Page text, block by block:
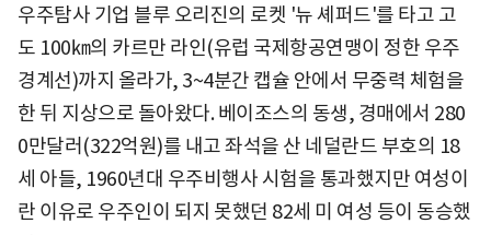
우주탐사 기업 블루 오리진의 로켓 '뉴 셰퍼드'를 타고 고
도 100㎞의 카르만 라인(유럽 국제항공연맹이 정한 우주
경계선)까지 올라가, 3~4분간 캡슐 안에서 무중력 체험을
한 뒤 지상으로 돌아왔다. 베이조스의 동생, 경매에서 280
0만달러(322억원)를 내고 좌석을 산 네덜란드 부호의 18
세 아들, 1960년대 우주비행사 시험을 통과했지만 여성이
란 이유로 우주인이 되지 못했던 82세 미 여성 등이 동승했